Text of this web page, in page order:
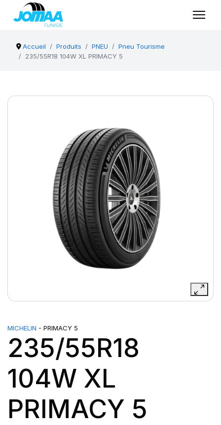
Accueil Produits PNEU
Pneu Tourisme
235/55R18 104W XL PRIMACY 5
MICHELIN - PRIMACY 5
235/55R18
104W XL
PRIMACY 5